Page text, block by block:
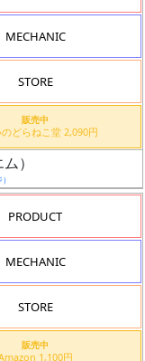
MECHANIC
STORE
販売中
もけいのどらねこ堂 2,090円
）
PRODUCT
MECHANIC
STORE
販売中
Amazon 1,100円